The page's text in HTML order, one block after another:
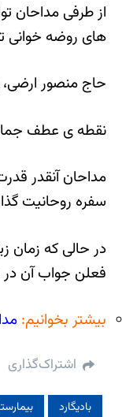
از طرفی مداحان
های روضه خوانی
حاج منصور ارضی،
نقطه ی عطف
مداحان آنقدر
سفره روحانیت
در حالی که زمان
فعلن جواب آن
بیشتر بخوانیم:
اشتراک‌گذاری
بادیگارد